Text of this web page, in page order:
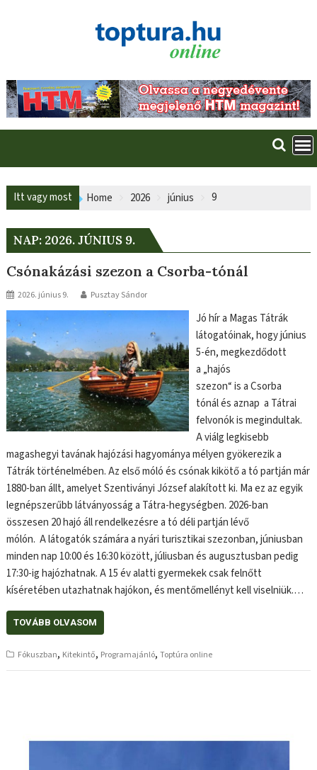
Itt vagy most Home 2026 június 9
NAP: 2026. JÚNIUS 9.
Csónakázási szezon a Csorba-tónál
2026. június 9. Pusztay Sándor
Jó hír a Magas Tátrák
látogatóinak, hogy június
5-én, megkezdődott
a „hajós
szezon“ is a Csorba
tónál és aznap a Tátrai
felvonók is megindultak.
A viálg legkisebb
magashegyi tavának hajózási hagyománya mélyen gyökerezik a
Tátrák történelmében. Az első móló és csónak kikötő a tó partján már
1880-ban állt, amelyet Szentiványi József alakított ki. Ma ez az egyik
legnépszerűbb látványosság a Tátra-hegységben. 2026-ban
összesen 20 hajó áll rendelkezésre a tó déli partján lévő
mólón. A látogatók számára a nyári turisztikai szezonban, júniusban
minden nap 10:00 és 16:30 között, júliusban és augusztusban pedig
17:30-ig hajózhatnak. A 15 év alatti gyermekek csak felnőtt
kíséretében utazhatnak hajókon, és mentőmellényt kell viselniük.…
TOVÁBB OLVASOM
Fókuszban, Kitekintő, Programajánló,Toptúra online